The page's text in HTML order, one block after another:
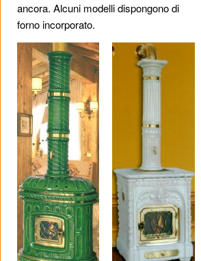
ancora. Alcuni modelli dispongono di
forno incorporato.